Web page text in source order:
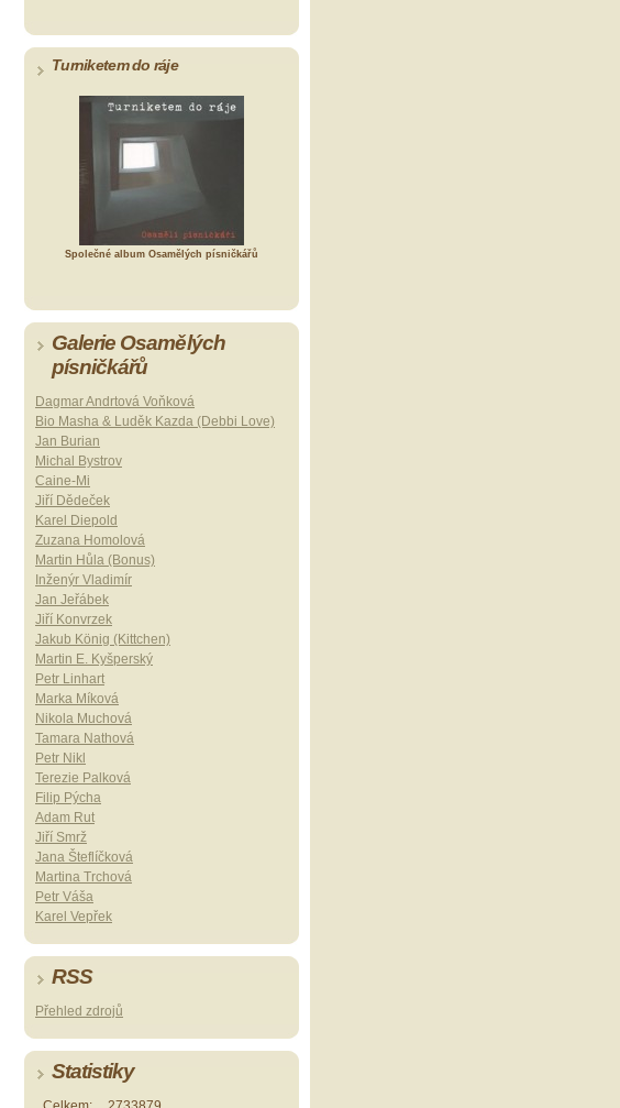
Turniketem do ráje
Společné album Osamělých písničkářů
Galerie Osamělých
písničkářů
Dagmar Andrtová Voňková
Bio Masha & Luděk Kazda (Debbi Love)
Jan Burian
Michal Bystrov
Caine-Mi
Jiří Dědeček
Karel Diepold
Zuzana Homolová
Martin Hůla (Bonus)
Inženýr Vladimír
Jan Jeřábek
Jiří Konvrzek
Jakub König (Kittchen)
Martin E. Kyšperský
Petr Linhart
Marka Míková
Nikola Muchová
Tamara Nathová
Petr Nikl
Terezie Palková
Filip Pýcha
Adam Rut
Jiří Smrž
Jana Šteflíčková
Martina Trchová
Petr Váša
Karel Vepřek
RSS
Přehled zdrojů
Statistiky